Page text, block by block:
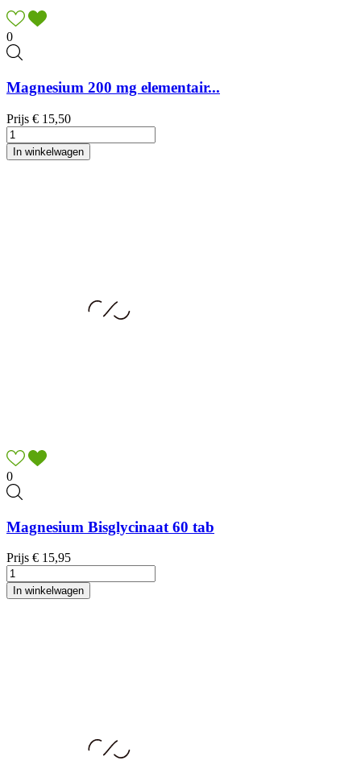
0
Magnesium 200 mg elementair...
Prijs € 15,50
In winkelwagen
0
Magnesium Bisglycinaat 60 tab
Prijs € 15,95
In winkelwagen